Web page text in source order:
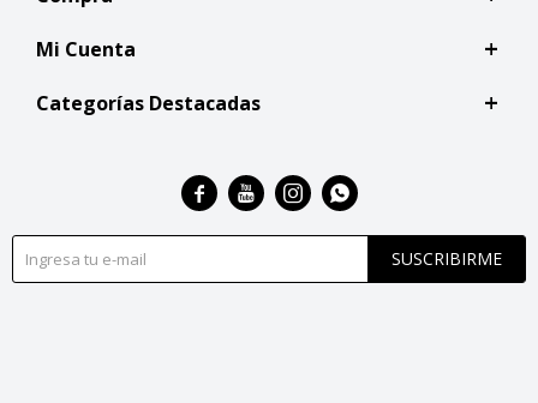
Mi Cuenta
Categorías Destacadas
SUSCRIBIRME
   